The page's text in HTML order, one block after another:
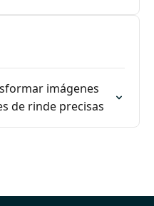
imágenes
de rinde precisas